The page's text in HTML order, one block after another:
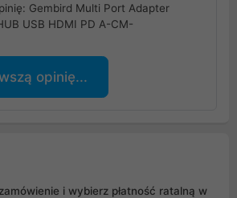
Gembird Multi Port Adapter
USB HDMI PD A-CM-
opinię...
zamówienie i wybierz płatność ratalną w